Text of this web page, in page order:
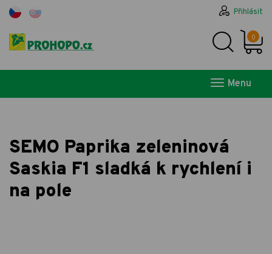
Přihlásit
0
Menu
SEMO Paprika zeleninová
Saskia F1 sladká k rychlení i
na pole